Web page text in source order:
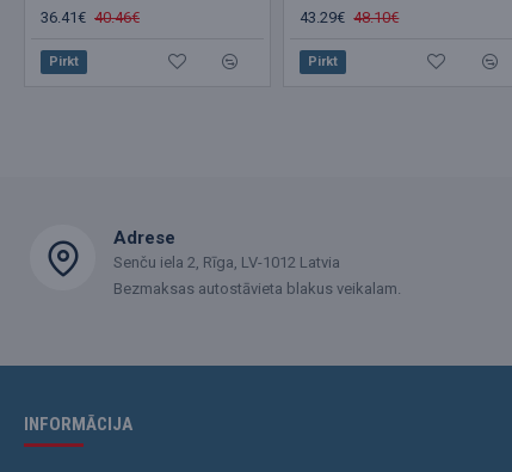
36.41€ 40.46€
Pirkt
43.29€ 48.10€
Pirkt
Adrese
Senču iela 2, Rīga, LV-1012 Latvia
Bezmaksas autostāvieta blakus veikalam.
INFORMĀCIJA